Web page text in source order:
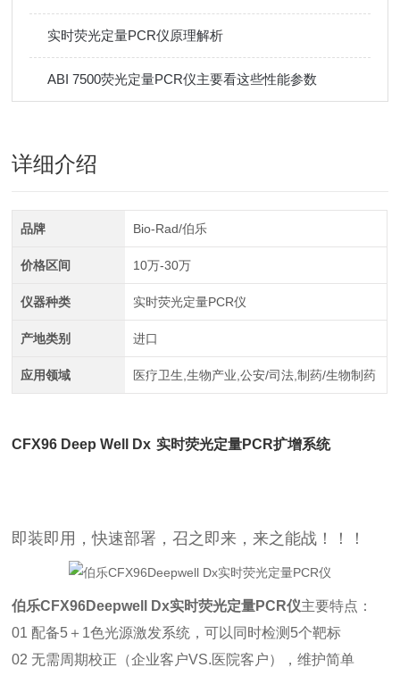
实时荧光定量PCR仪原理解析
ABI 7500荧光定量PCR仪主要看这些性能参数
详细介绍
品牌 Bio-Rad/伯乐
价格区间 10万-30万
仪器种类 实时荧光定量PCR仪
产地类别 进口
应用领域 医疗卫生,生物产业,公安/司法,制药/生物制药
CFX96 Deep Well Dx 实时荧光定量PCR扩增系统
即装即用，快速部署，召之即来，来之能战！！！
伯乐CFX96Deepwell Dx实时荧光定量PCR仪主要特点：
01 配备5＋1色光源激发系统，可以同时检测5个靶标
02 无需周期校正（企业客户VS.医院客户），维护简单